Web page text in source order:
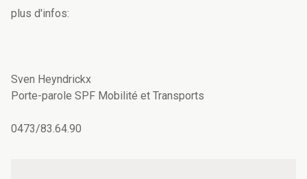
plus d'infos:
Sven Heyndrickx
Porte-parole SPF Mobilité et Transports
0473/83.64.90